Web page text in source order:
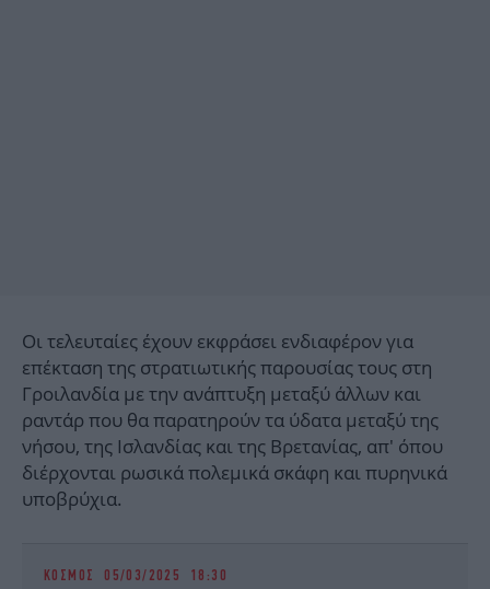
Οι τελευταίες έχουν εκφράσει ενδιαφέρον για
επέκταση της στρατιωτικής παρουσίας τους στη
Γροιλανδία με την ανάπτυξη μεταξύ άλλων και
ραντάρ που θα παρατηρούν τα ύδατα μεταξύ της
νήσου, της Ισλανδίας και της Βρετανίας, απ' όπου
διέρχονται ρωσικά πολεμικά σκάφη και πυρηνικά
υποβρύχια.
ΚΟΣΜΟΣ 05/03/2025 18:30